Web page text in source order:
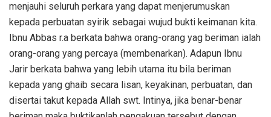
menjauhi seluruh perkara yang dapat menjerumuskan
kepada perbuatan syirik sebagai wujud bukti keimanan kita.
Ibnu Abbas r.a berkata bahwa orang-orang yag beriman ialah
orang-orang yang percaya (membenarkan). Adapun Ibnu
Jarir berkata bahwa yang lebih utama itu bila beriman
kepada yang ghaib secara lisan, keyakinan, perbuatan, dan
disertai takut kepada Allah swt. Intinya, jika benar-benar